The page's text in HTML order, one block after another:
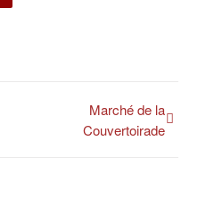
Marché de la
Couvertoirade